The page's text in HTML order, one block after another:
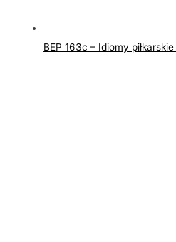
BEP 163c – Idiomy